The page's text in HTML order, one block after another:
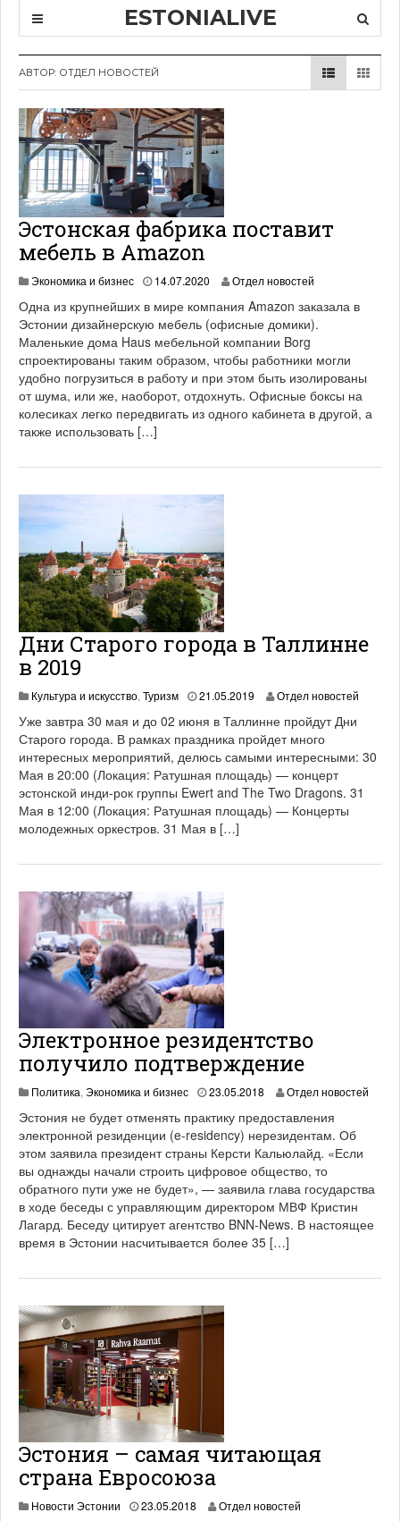
ESTONIALIVE
АВТОР: ОТДЕЛ НОВОСТЕЙ
Эстонская фабрика поставит
мебель в Amazon
Экономика и бизнес 14.07.2020
.
0
8
0
2
1
Отдел новостей
Одна из крупнейших в мире компания Amazon заказала в
Эстонии дизайнерскую мебель (офисные домики).
Маленькие дома Haus мебельной компании Borg
спроектированы таким образом, чтобы работники могли
удобно погрузиться в работу и при этом быть изолированы
от шума, или же, наоборот, отдохнуть. Офисные боксы на
колесиках легко передвигать из одного кабинета в другой, а
также использовать […]
Дни Старого города в Таллинне
в 2019
Культура и искусство, Туризм 21.05.2019
.
0
6
2
0
2
Отдел новостей
Уже завтра 30 мая и до 02 июня в Таллинне пройдут Дни
Старого города. В рамках праздника пройдет много
интересных мероприятий, делюсь самыми интересными: 30
Мая в 20:00 (Локация: Ратушная площадь) — концерт
эстонской инди-рок группы Ewert and The Two Dragons. 31
Мая в 12:00 (Локация: Ратушная площадь) — Концерты
молодежных оркестров. 31 Мая в […]
Электронное резидентство
получило подтверждение
Политика, Экономика и бизнес 23.05.2018
.
0
6
.
0
2
1
Отдел новостей
Эстония не будет отменять практику предоставления
электронной резиденции (e-residency) нерезидентам. Об
этом заявила президент страны Керсти Кальюлайд. «Если
вы однажды начали строить цифровое общество, то
обратного пути уже не будет», — заявила глава государства
в ходе беседы с управляющим директором МВФ Кристин
Лагард. Беседу цитирует агентство BNN-News. В настоящее
время в Эстонии насчитывается более 35 […]
Эстония – самая читающая
страна Евросоюза
Новости Эстонии 23.05.2018 Отдел новостей